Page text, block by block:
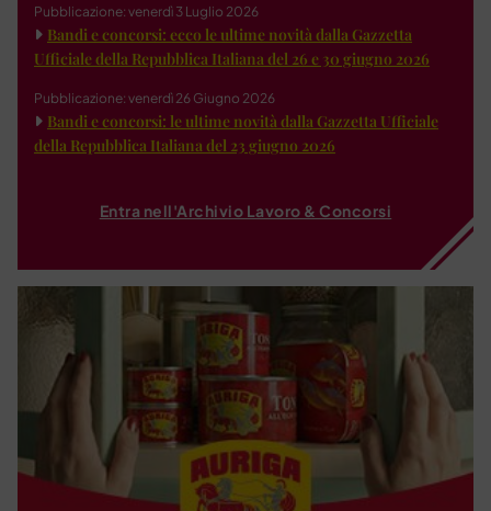
Pubblicazione: venerdì 3 Luglio 2026
Bandi e concorsi: ecco le ultime novità dalla Gazzetta
Ufficiale della Repubblica Italiana del 26 e 30 giugno 2026
Pubblicazione: venerdì 26 Giugno 2026
Bandi e concorsi: le ultime novità dalla Gazzetta Ufficiale
della Repubblica Italiana del 23 giugno 2026
Entra nell'Archivio Lavoro & Concorsi